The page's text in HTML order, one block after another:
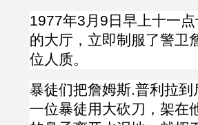
1977年3月9日 早上十一
的大厅，立即制服了警卫
位人质。
暴徒们把詹姆斯.普利拉
一位暴徒用大砍刀，架在